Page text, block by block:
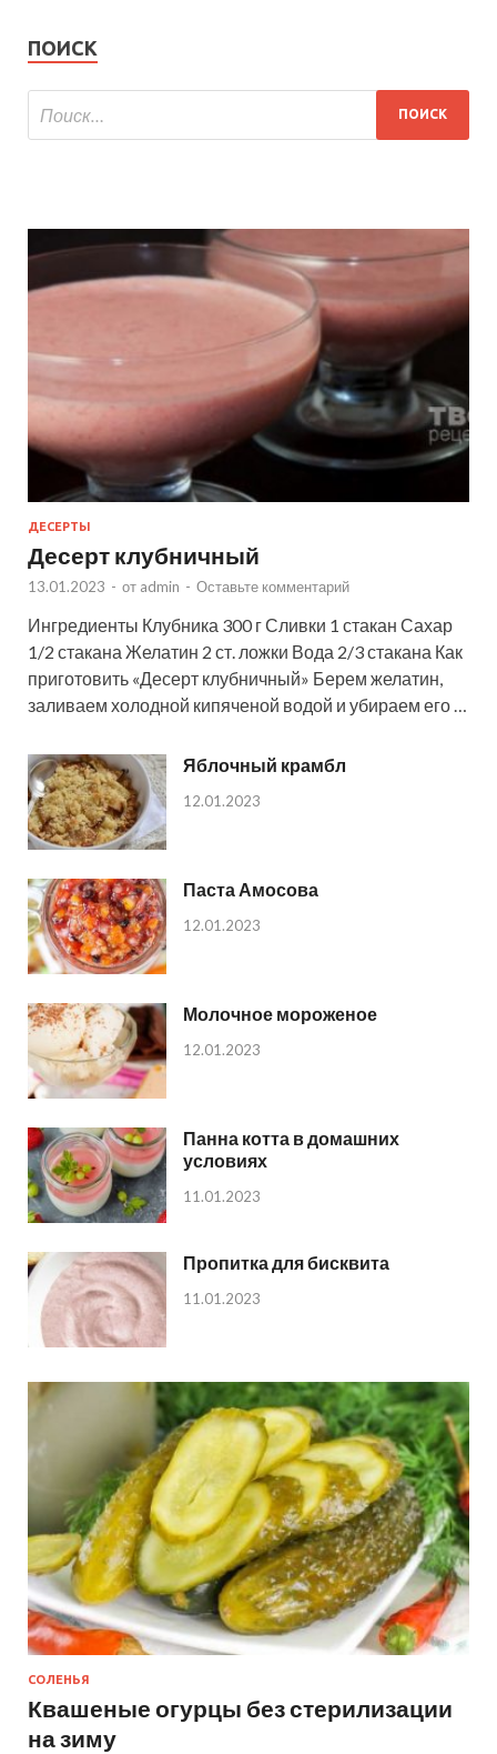
ПОИСК
ДЕСЕРТЫ
Десерт клубничный
13.01.2023 - от admin - Оставьте комментарий
Ингредиенты Клубника 300 г Сливки 1 стакан Сахар
1/2 стакана Желатин 2 ст. ложки Вода 2/3 стакана Как
приготовить «Десерт клубничный» Берем желатин,
заливаем холодной кипяченой водой и убираем его …
Яблочный крамбл
12.01.2023
Паста Амосова
12.01.2023
Молочное мороженое
12.01.2023
Панна котта в домашних
условиях
11.01.2023
Пропитка для бисквита
11.01.2023
СОЛЕНЬЯ
Квашеные огурцы без стерилизации
на зиму